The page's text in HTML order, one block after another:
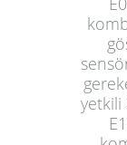
yetkili